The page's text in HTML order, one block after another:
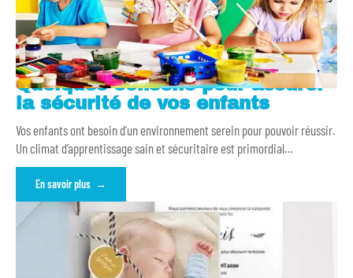
Quelques conseils pour assurer
la sécurité de vos enfants
Vos enfants ont besoin d’un environnement serein pour pouvoir réussir.
Un climat d’apprentissage sain et sécuritaire est primordial…
En savoir plus